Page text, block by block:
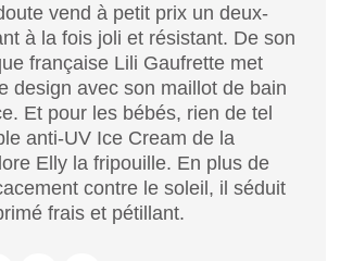
vend à petit prix un deux-
à la fois joli et résistant. De son
française Lili Gaufrette met
design avec son maillot de bain
Et pour les bébés, rien de tel
anti-UV Ice Cream de la
Elly la fripouille. En plus de
contre le soleil, il séduit
frais et pétillant.